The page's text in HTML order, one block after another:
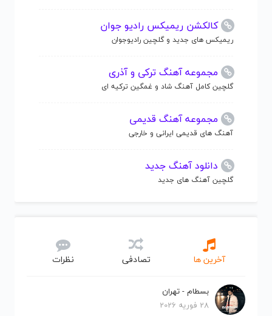
کالکشن ریمیکس رادیو جوان
ریمیکس های جدید و گلچین رادیوجوان
مجموعه آهنگ ترکی و آذری
گلچین کامل آهنگ شاد و غمگین ترکیه ای
مجموعه آهنگ قدیمی
آهنگ های قدیمی ایرانی و خارجی
دانلود آهنگ جدید
گلچین آهنگ های جدید
آخرین ها تصادفی نظرات
بسطام - تهران
28 فوریه 2026